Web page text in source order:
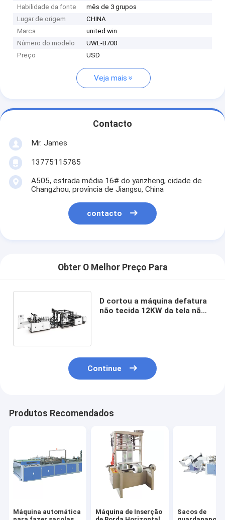
Habilidade da fonte
mês de 3 grupos
Lugar de origem
CHINA
Marca
united win
Número do modelo
UWL-B700
Preço
USD
Veja mais
Contacto
Mr. James
13775115785
A505, estrada média 16# do yanzheng, cidade de
Changzhou, província de Jiangsu, China
contacto
Obter O Melhor Preço Para
D cortou a máquina defatura
não tecida 12KW da tela não
Continue
Produtos Recomendados
Máquina automática
Máquina de Inserção
Sacos de